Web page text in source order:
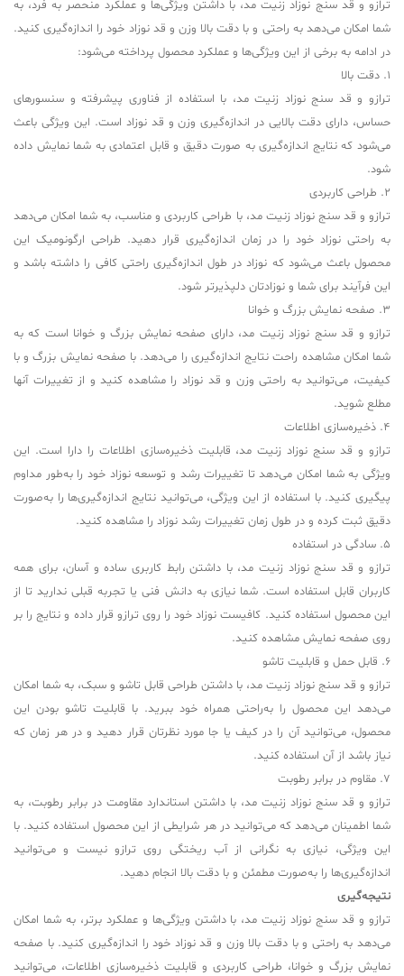
ترازو و قد سنج نوزاد زنیت مد، با داشتن ویژگی‌ها و عملکرد منحصر به فرد، به
شما امکان می‌دهد به راحتی و با دقت بالا وزن و قد نوزاد خود را اندازه‌گیری کنید.
در ادامه به برخی از این ویژگی‌ها و عملکرد محصول پرداخته می‌شود:
1. دقت بالا
ترازو و قد سنج نوزاد زنیت مد، با استفاده از فناوری پیشرفته و سنسورهای
حساس، دارای دقت بالایی در اندازه‌گیری وزن و قد نوزاد است. این ویژگی باعث
می‌شود که نتایج اندازه‌گیری به صورت دقیق و قابل اعتمادی به شما نمایش داده
شود.
2. طراحی کاربردی
ترازو و قد سنج نوزاد زنیت مد، با طراحی کاربردی و مناسب، به شما امکان می‌دهد
به راحتی نوزاد خود را در زمان اندازه‌گیری قرار دهید. طراحی ارگونومیک این
محصول باعث می‌شود که نوزاد در طول اندازه‌گیری راحتی کافی را داشته باشد و
این فرآیند برای شما و نوزادتان دلپذیرتر شود.
3. صفحه نمایش بزرگ و خوانا
ترازو و قد سنج نوزاد زنیت مد، دارای صفحه نمایش بزرگ و خوانا است که به
شما امکان مشاهده راحت نتایج اندازه‌گیری را می‌دهد. با صفحه نمایش بزرگ و با
کیفیت، می‌توانید به راحتی وزن و قد نوزاد را مشاهده کنید و از تغییرات آنها
مطلع شوید.
4. ذخیره‌سازی اطلاعات
ترازو و قد سنج نوزاد زنیت مد، قابلیت ذخیره‌سازی اطلاعات را دارا است. این
ویژگی به شما امکان می‌دهد تا تغییرات رشد و توسعه نوزاد خود را به‌طور مداوم
پیگیری کنید. با استفاده از این ویژگی، می‌توانید نتایج اندازه‌گیری‌ها را به‌صورت
دقیق ثبت کرده و در طول زمان تغییرات رشد نوزاد را مشاهده کنید.
5. سادگی در استفاده
ترازو و قد سنج نوزاد زنیت مد، با داشتن رابط کاربری ساده و آسان، برای همه
کاربران قابل استفاده است. شما نیازی به دانش فنی یا تجربه قبلی ندارید تا از
این محصول استفاده کنید. کافیست نوزاد خود را روی ترازو قرار داده و نتایج را بر
روی صفحه نمایش مشاهده کنید.
6. قابل حمل و قابلیت تاشو
ترازو و قد سنج نوزاد زنیت مد، با داشتن طراحی قابل تاشو و سبک، به شما امکان
می‌دهد این محصول را به‌راحتی همراه خود ببرید. با قابلیت تاشو بودن این
محصول، می‌توانید آن را در کیف یا جا مورد نظرتان قرار دهید و در هر زمان که
نیاز باشد از آن استفاده کنید.
7. مقاوم در برابر رطوبت
ترازو و قد سنج نوزاد زنیت مد، با داشتن استاندارد مقاومت در برابر رطوبت، به
شما اطمینان می‌دهد که می‌توانید در هر شرایطی از این محصول استفاده کنید. با
این ویژگی، نیازی به نگرانی از آب ریختگی روی ترازو نیست و می‌توانید
اندازه‌گیری‌ها را به‌صورت مطمئن و با دقت بالا انجام دهید.
نتیجه‌گیری
ترازو و قد سنج نوزاد زنیت مد، با داشتن ویژگی‌ها و عملکرد برتر، به شما امکان
می‌دهد به راحتی و با دقت بالا وزن و قد نوزاد خود را اندازه‌گیری کنید. با صفحه
نمایش بزرگ و خوانا، طراحی کاربردی و قابلیت ذخیره‌سازی اطلاعات، می‌توانید